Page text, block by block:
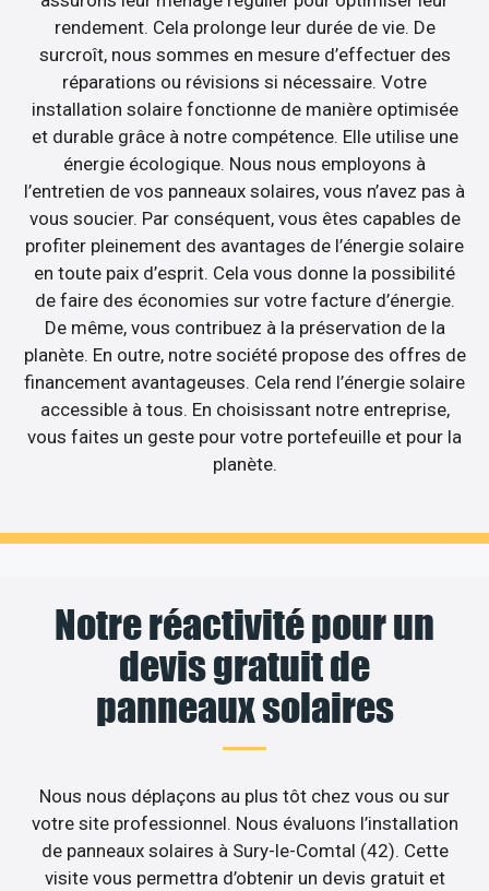
rendement. Cela prolonge leur durée de vie. De
surcroît, nous sommes en mesure d’effectuer des
réparations ou révisions si nécessaire. Votre
installation solaire fonctionne de manière optimisée
et durable grâce à notre compétence. Elle utilise une
énergie écologique. Nous nous employons à
l’entretien de vos panneaux solaires, vous n’avez pas à
vous soucier. Par conséquent, vous êtes capables de
profiter pleinement des avantages de l’énergie solaire
en toute paix d’esprit. Cela vous donne la possibilité
de faire des économies sur votre facture d’énergie.
De même, vous contribuez à la préservation de la
planète. En outre, notre société propose des offres de
financement avantageuses. Cela rend l’énergie solaire
accessible à tous. En choisissant notre entreprise,
vous faites un geste pour votre portefeuille et pour la
planète.
Notre réactivité pour un
devis gratuit de
panneaux solaires
Nous nous déplaçons au plus tôt chez vous ou sur
votre site professionnel. Nous évaluons l’installation
de panneaux solaires à Sury-le-Comtal (42). Cette
visite vous permettra d’obtenir un devis gratuit et